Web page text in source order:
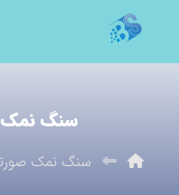
سنگ
سنگ نمک